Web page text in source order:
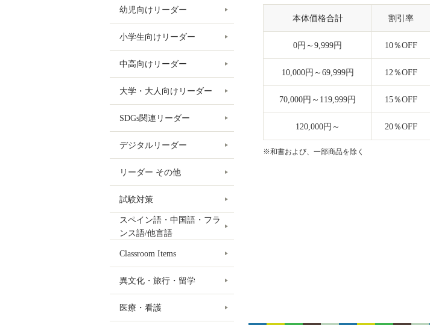
本体価格合計 割引率
0円～9,999円 10％OFF
10,000円～69,999円 12％OFF
70,000円～119,999円 15％OFF
120,000円～ 20％OFF
※和書および、一部商品を除く
幼児向けリーダー
小学生向けリーダー
中高向けリーダー
大学・大人向けリーダー
SDGs関連リーダー
デジタルリーダー
リーダー その他
試験対策
スペイン語・中国語・フラ
ンス語/他言語
Classroom Items
異文化・旅行・留学
医療・看護